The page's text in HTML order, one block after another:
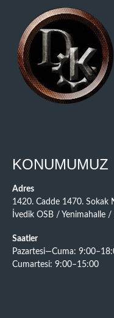
KONUMUMUZ
Adres
1420. Cadde 1470. Sokak
İvedik OSB / Yenimahalle /
Saatler
Pazartesi—Cuma:
Cumartesi: 9:00–15:00